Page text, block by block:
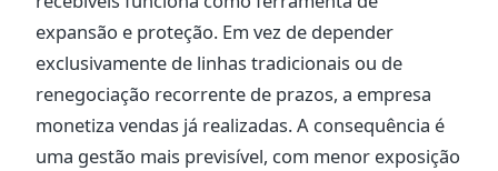
expansão e proteção. Em vez de depender
exclusivamente de linhas tradicionais ou de
renegociação recorrente de prazos, a empresa
monetiza vendas já realizadas. A consequência é
uma gestão mais previsível, com menor exposição